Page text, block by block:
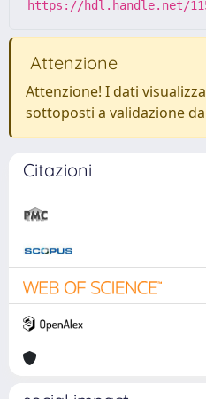
https://hdl.handle.net/
Attenzione
Attenzione! I dati
sottoposti a validazione
Citazioni